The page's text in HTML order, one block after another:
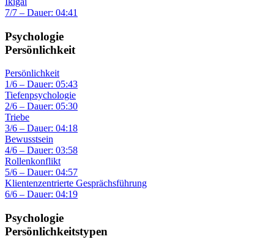
7/7 – Dauer: 04:41
Psychologie
Persönlichkeit
Persönlichkeit
1/6 – Dauer: 05:43
Tiefenpsychologie
2/6 – Dauer: 05:30
Triebe
3/6 – Dauer: 04:18
Bewusstsein
4/6 – Dauer: 03:58
Rollenkonflikt
5/6 – Dauer: 04:57
Klientenzentrierte Gesprächsführung
6/6 – Dauer: 04:19
Psychologie
Persönlichkeitstypen